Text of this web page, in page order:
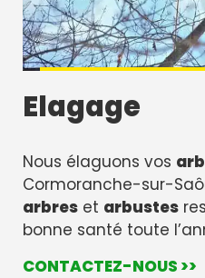
Elagage
Nous élaguons vos
Cormoranche-sur-
arbres et arbustes
bonne santé toute
CONTACTEZ-NOUS >>